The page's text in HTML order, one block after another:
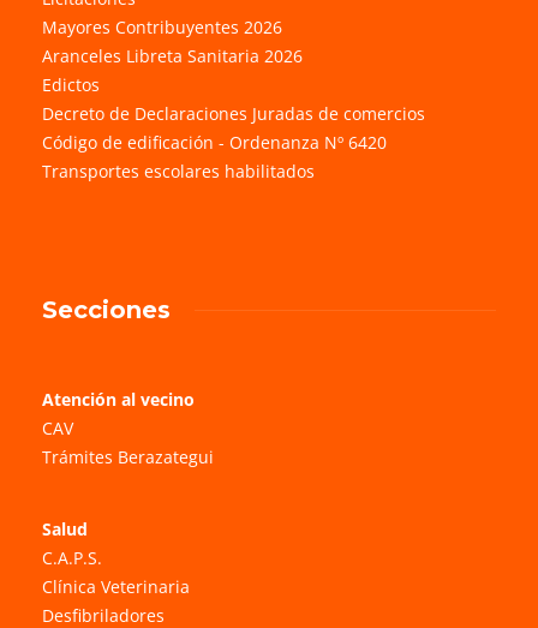
Mayores Contribuyentes 2026
Aranceles Libreta Sanitaria 2026
Edictos
Decreto de Declaraciones Juradas de comercios
Código de edificación - Ordenanza Nº 6420
Transportes escolares habilitados
Secciones
Atención al vecino
CAV
Trámites Berazategui
Salud
C.A.P.S.
Clínica Veterinaria
Desfibriladores